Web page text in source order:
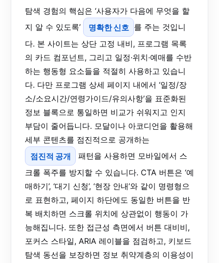
탐색 경험의 핵심은 ‘사용자가 다음에 무엇을 할
지 알 수 있도록’
명확한 신호 를 주는 것입니
다. 본 사이트는 상단 고정 내비, 프로그램 목록
의 카드 컴포넌트, 그리고 일정·위치·예매를 수반
하는 행동형 요소들을 적절히 사용하고 있습니
다. 다만 프로그램 상세 페이지 내에서 ‘일정/장
소/소요시간/연령가이드/유의사항’을 표준화된
정보 블록으로 통일하면 비교가 쉬워지고 인지
부담이 줄어듭니다. 모달이나 아코디언을 활용해
세부 콘텐츠를 점진적으로 공개하는
점진적 공개
패턴을 사용하면 모바일에서 스
크롤 폭주를 방지할 수 있습니다. CTA 버튼은 ‘예
매하기’, ‘대기 신청’, ‘현장 안내’와 같이 명령형으
로 표현하고, 페이지 하단에도 동일한 버튼을 반
복 배치하면 스크롤 위치에 상관없이 행동이 가
능해집니다. 또한 접근성 측면에서 버튼 대비비,
포커스 스타일, ARIA 레이블을 점검하고, 키보드
탐색 동선을 보장하면 정보 취약계층의 이용성이